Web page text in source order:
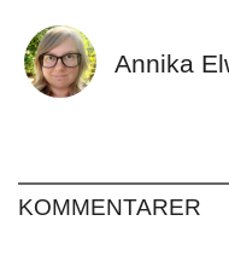
Annika
KOMMENTARER